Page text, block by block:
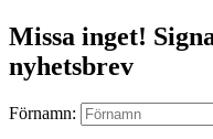
Missa inget!
nyhetsbrev
Förnamn: